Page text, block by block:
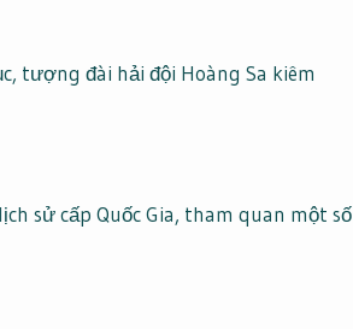
tượng đài hải đội Hoàng Sa kiêm
sử cấp Quốc Gia, tham quan một số